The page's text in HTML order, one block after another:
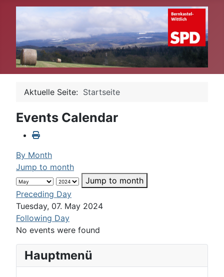
Aktuelle Seite: Startseite
Events Calendar
By Month
Jump to month
Jump to month
Preceding Day
Tuesday, 07. May 2024
Following Day
No events were found
Hauptmenü